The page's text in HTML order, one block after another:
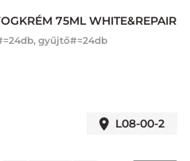
75ML WHITE&REPAIR
gyűjtő#=24db
L08-00-2